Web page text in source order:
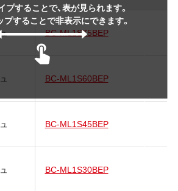
プすることで、表が見られます。
プすることで非表示にできます。
BC-ML1S75BEP
BC-ML1S60BEP
BC-ML1S45BEP
BC-ML1S30BEP